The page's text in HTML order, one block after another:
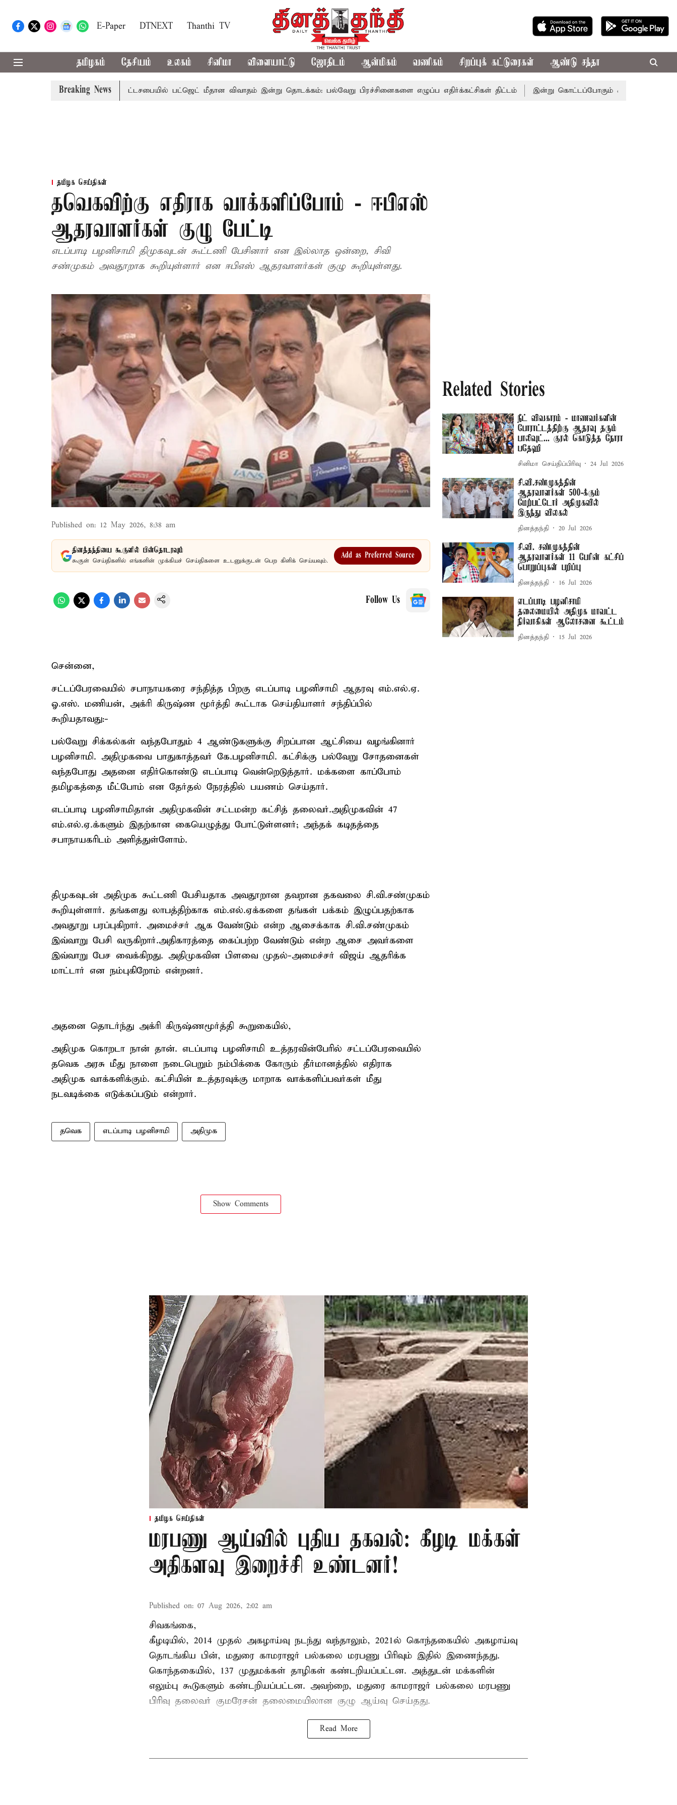
E-Paper DTNEXT Thanthi TV
தமிழகம் தேசியம் உலகம் சினிமா விளையாட்டு ஜோதிடம் ஆன்மிகம் வணிகம் சிறப்புக் கட்டுரைகள் ஆண்டு சந்தா
Breaking News
தடுமாற்றமா? சட்டசபையில் பட்ஜெட் மீதான விவாதம் இன்று தொடக்கம்: பல்வேறு பிரச்சினைகளை எழுப்ப எதிர்க்கட்சிகள் திட்டம் இன்று கொட்டப்போகும் கனமழை.. எந்தெந்த
தமிழக செய்திகள்
தவெகவிற்கு எதிராக வாக்களிப்போம் - ஈபிஎஸ்
ஆதரவாளர்கள் குழு பேட்டி
எடப்பாடி பழனிசாமி திமுகவுடன் கூட்டணி பேசினார் என இல்லாத ஒன்றை, சிவி
சண்முகம் அவதூறாக கூறியுள்ளார் என ஈபிஎஸ் ஆதரவாளர்கள் குழு கூறியுள்ளது.
Published on: 12 May 2026, 8:38 am
தினத்தந்தியை கூகுளில் பின்தொடரவும்
கூகுள் செய்திகளில் எங்களின் முக்கியச் செய்திகளை உடனுக்குடன் பெற கிளிக் செய்யவும்.
Add as Preferred Source
Follow Us
சென்னை,
சட்டப்பேரவையில் சபாநாயகரை சந்தித்த பிறகு எடப்பாடி பழனிசாமி ஆதரவு எம்.எல்.ஏ.
ஓ.எஸ். மணியன், அக்ரி கிருஷ்ண மூர்த்தி கூட்டாக செய்தியாளர் சந்திப்பில்
கூறியதாவது:-
பல்வேறு சிக்கல்கள் வந்தபோதும் 4 ஆண்டுகளுக்கு சிறப்பான ஆட்சியை வழங்கினார்
பழனிசாமி. அதிமுகவை பாதுகாத்தவர் கே.பழனிசாமி. கட்சிக்கு பல்வேறு சோதனைகள்
வந்தபோது அதனை எதிர்கொண்டு எடப்பாடி வென்றெடுத்தார். மக்களை காப்போம்
தமிழகத்தை மீட்போம் என தேர்தல் நேரத்தில் பயணம் செய்தார்.
எடப்பாடி பழனிசாமிதான் அதிமுகவின் சட்டமன்ற கட்சித் தலைவர்.அதிமுகவின் 47
எம்.எல்.ஏ.க்களும் இதற்கான கையெழுத்து போட்டுள்ளனர்; அந்தக் கடிதத்தை
சபாநாயகரிடம் அளித்துள்ளோம்.
திமுகவுடன் அதிமுக கூட்டணி பேசியதாக அவதூறான தவறான தகவலை சி.வி.சண்முகம்
கூறியுள்ளார். தங்களது லாபத்திற்காக எம்.எல்.ஏக்களை தங்கள் பக்கம் இழுப்பதற்காக
அவதூறு பரப்புகிறார். அமைச்சர் ஆக வேண்டும் என்ற ஆசைக்காக சி.வி.சண்முகம்
இவ்வாறு பேசி வருகிறார்.அதிகாரத்தை கைப்பற்ற வேண்டும் என்ற ஆசை அவர்களை
இவ்வாறு பேச வைக்கிறது. அதிமுகவின பிளவை முதல்-அமைச்சர் விஜய் ஆதரிக்க
மாட்டார் என நம்புகிறோம் என்றனர்.
அதனை தொடர்ந்து அக்ரி கிருஷ்ணமூர்த்தி கூறுகையில்,
அதிமுக கொறடா நான் தான். எடப்பாடி பழனிசாமி உத்தரவின்பேரில் சட்டப்பேரவையில்
தவெக அரசு மீது நாளை நடைபெறும் நம்பிக்கை கோரும் தீர்மானத்தில் எதிராக
அதிமுக வாக்களிக்கும். கட்சியின் உத்தரவுக்கு மாறாக வாக்களிப்பவர்கள் மீது
நடவடிக்கை எடுக்கப்படும் என்றார்.
தவெக எடப்பாடி பழனிசாமி அதிமுக
Show Comments
Related Stories
நீட் விவகாரம் - மாணவர்களின்
போராட்டத்திற்கு ஆதரவு தரும்
பாலிவுட்... குரல் கொடுத்த நோரா
பதேஹி
சினிமா செய்திப்பிரிவு 24 Jul 2026
சி.வி.சண்முகத்தின்
ஆதரவாளர்கள் 500-க்கும்
மேற்பட்டோர் அதிமுகவில்
இருந்து விலகல்
தினத்தந்தி 20 Jul 2026
சி.வி. சண்முகத்தின்
ஆதரவாளர்கள் 11 பேரின் கட்சிப்
பொறுப்புகள் பறிப்பு
தினத்தந்தி 16 Jul 2026
எடப்பாடி பழனிசாமி
தலைமையில் அதிமுக மாவட்ட
நிர்வாகிகள் ஆலோசனை கூட்டம்
தினத்தந்தி 15 Jul 2026
தமிழக செய்திகள்
மரபணு ஆய்வில் புதிய தகவல்: கீழடி மக்கள்
அதிகளவு இறைச்சி உண்டனர்!
Published on: 07 Aug 2026, 2:02 am
சிவகங்கை,
கீழடியில், 2014 முதல் அகழாய்வு நடந்து வந்தாலும், 2021ல் கொந்தகையில் அகழாய்வு
தொடங்கிய பின், மதுரை காமராஜர் பல்கலை மரபணு பிரிவும் இதில் இணைந்தது.
கொந்தகையில், 137 முதுமக்கள் தாழிகள் கண்டறியப்பட்டன. அத்துடன் மக்களின்
எலும்பு கூடுகளும் கண்டறியப்பட்டன. அவற்றை, மதுரை காமராஜர் பல்கலை மரபணு
பிரிவு தலைவர் குமரேசன் தலைமையிலான குழு ஆய்வு செய்தது.
Read More